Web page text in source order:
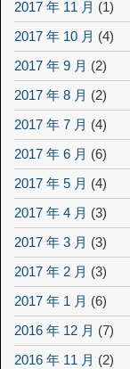
2017 年 11 月 (1)
2017 年 10 月 (4)
2017 年 9 月 (2)
2017 年 8 月 (2)
2017 年 7 月 (4)
2017 年 6 月 (6)
2017 年 5 月 (4)
2017 年 4 月 (3)
2017 年 3 月 (3)
2017 年 2 月 (3)
2017 年 1 月 (6)
2016 年 12 月 (7)
2016 年 11 月 (2)